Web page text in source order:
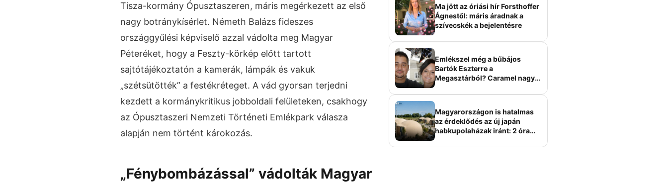
Tisza-kormány Ópusztaszeren, máris megérkezett az első
nagy botránykísérlet. Németh Balázs fideszes
országgyűlési képviselő azzal vádolta meg Magyar
Péteréket, hogy a Feszty-körkép előtt tartott
sajtótájékoztatón a kamerák, lámpák és vakuk
„szétsütötték” a festékréteget. A vád gyorsan terjedni
kezdett a kormánykritikus jobboldali felületeken, csakhogy
az Ópusztaszeri Nemzeti Történeti Emlékpark válasza
alapján nem történt károkozás.
„Fénybombázással” vádolták Magyar
Ma jött az óriási hír Forsthoffer
Ágnestől: máris áradnak a
szívecskék a bejelentésre
Emlékszel még a bűbájos
Bartók Eszterre a
Megasztárból? Caramel nagy
Magyarországon is hatalmas
az érdeklődés az új japán
habkupolaházak iránt: 2 óra
elképesztő áron hirdetik őket